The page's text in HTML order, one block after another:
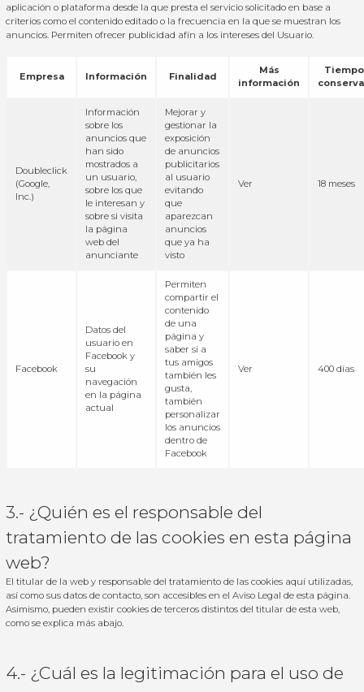
aplicación o plataforma desde la que presta el servicio solicitado en base a
criterios como el contenido editado o la frecuencia en la que se muestran los
anuncios. Permiten ofrecer publicidad afín a los intereses del Usuario.
Empresa Información Finalidad
Más
información
Doubleclick
(Google,
Inc.)
Información
sobre los
anuncios que
han sido
mostrados a
un usuario,
sobre los que
le interesan y
sobre si visita
la página
web del
anunciante
Mejorar y
gestionar la
exposición
de anuncios
publicitarios
al usuario
evitando
que
aparezcan
anuncios
que ya ha
visto
Ver 18 meses
Facebook
Datos del
usuario en
Facebook y
su
navegación
en la página
actual
Permiten
compartir el
contenido
de una
página y
saber si a
tus amigos
también les
gusta,
también
personalizar
los anuncios
dentro de
Facebook
Ver 400 días
3.- ¿Quién es el responsable del
tratamiento de las cookies en esta página
web?
El titular de la web y responsable del tratamiento de las cookies aquí utilizadas,
así como sus datos de contacto, son accesibles en el Aviso Legal de esta página.
Asimismo, pueden existir cookies de terceros distintos del titular de esta web,
como se explica más abajo.
4.- ¿Cuál es la legitimación para el uso de